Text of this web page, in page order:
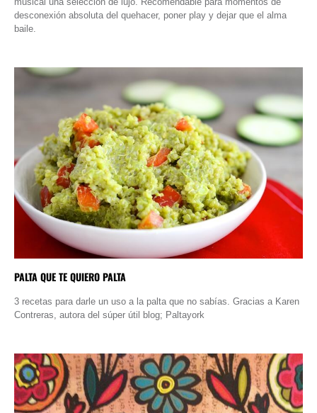
desconexión absoluta del quehacer, poner play y dejar que el alma
baile.
PALTA QUE TE QUIERO PALTA
3 recetas para darle un uso a la palta que no sabías. Gracias a Karen
Contreras, autora del súper útil blog; Paltayork